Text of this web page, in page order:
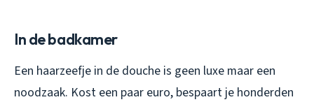
In de badkamer
Een haarzeefje in de douche is geen luxe maar een
noodzaak. Kost een paar euro, bespaart je honderden